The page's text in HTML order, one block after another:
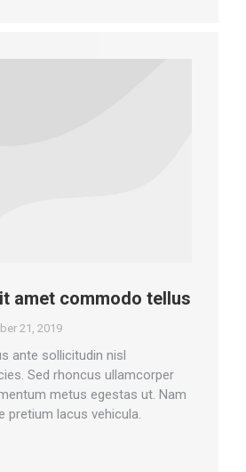
amet commodo tellus
21, 2019
ante sollicitudin nisl
Sed rhoncus ullamcorper
metus egestas ut. Nam
pretium lacus vehicula.